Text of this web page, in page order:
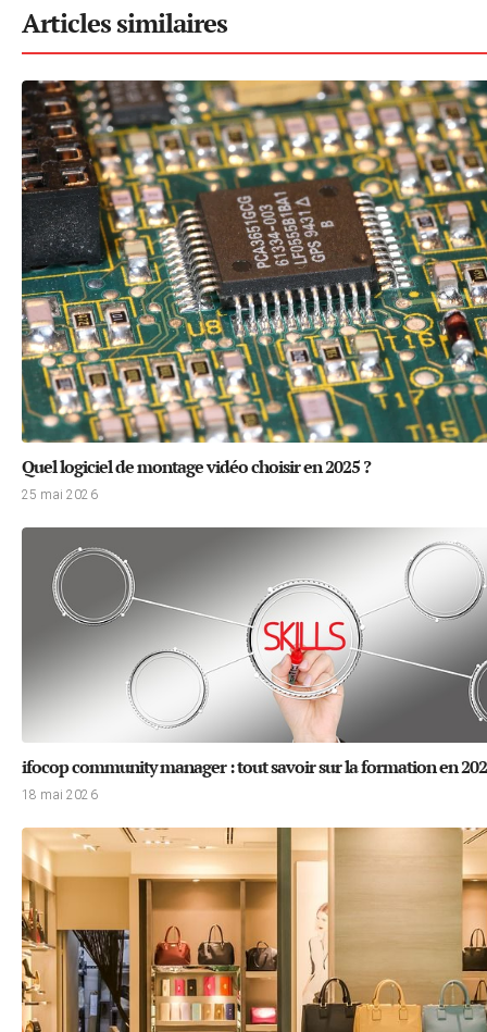
Articles similaires
Quel logiciel de montage vidéo choisir en 2025 ?
25 mai 2026
ifocop community manager : tout savoir sur la formation en
18 mai 2026